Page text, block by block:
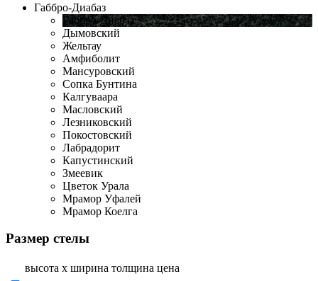
Габбро-Диабаз
Габбро-Диабаз
Дымовский
Жельтау
Амфиболит
Мансуровский
Сопка Бунтина
Калгуваара
Масловский
Лезниковский
Покостовский
Лабрадорит
Капустинский
Змеевик
Цветок Урала
Мрамор Уфалей
Мрамор Коелга
Размер стелы
высота х ширина толщина цена